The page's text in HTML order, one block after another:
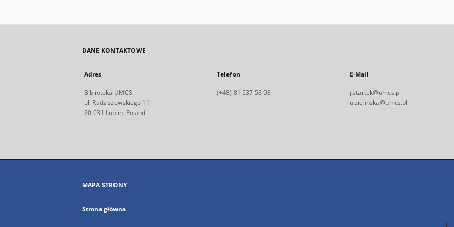
DANE KONTAKTOWE
Adres
Biblioteka UMCS
ul. Radziszewskiego 11
20-031 Lublin, Poland
Telefon
(+48) 81 537 58 93
E-Mail
j.startek@umcs.pl
u.zielinska@umcs.pl
MAPA STRONY
Strona główna